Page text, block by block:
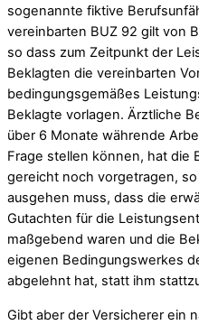
sogenannte fiktive
vereinbarten BUZ 92 gilt von
so dass zum Zeitpunkt der
Beklagten die vereinbarten
bedingungsgemäßes
Beklagte vorlagen. Ärztliche
über 6 Monate währende
Frage stellen können, hat die
gereicht noch vorgetragen,
ausgehen muss, dass die
Gutachten für die
maßgebend waren und die
eigenen Bedingungswerkes
abgelehnt hat, statt ihm
Gibt aber der Versicherer ein